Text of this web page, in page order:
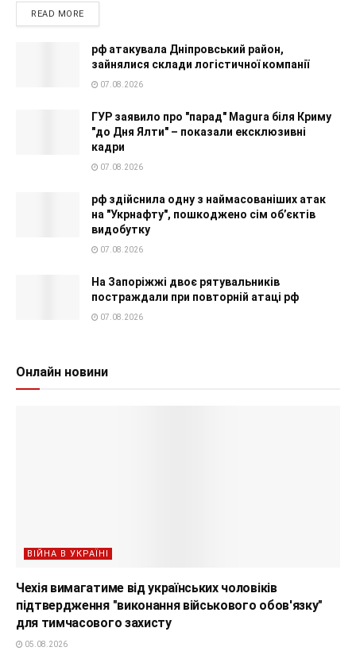
READ MORE
рф атакувала Дніпровський район,
зайнялися склади логістичної компанії
07.08.2026
ГУР заявило про "парад" Magura біля Криму
"до Дня Ялти" – показали ексклюзивні
кадри
07.08.2026
рф здійснила одну з наймасованіших атак
на "Укрнафту", пошкоджено сім об’єктів
видобутку
07.08.2026
На Запоріжжі двоє рятувальників
постраждали при повторній атаці рф
07.08.2026
Онлайн новини
ВІЙНА В УКРАЇНІ
Чехія вимагатиме від українських чоловіків
підтвердження "виконання військового обов'язку"
для тимчасового захисту
05.08.2026